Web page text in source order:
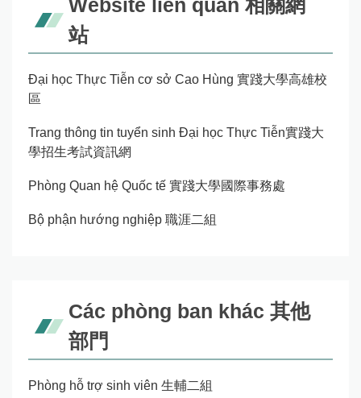
Website liên quan 相關網
站
Đại học Thực Tiễn cơ sở Cao Hùng 實踐大學高雄校
區
Trang thông tin tuyển sinh Đại học Thực Tiễn實踐大
學招生考試資訊網
Phòng Quan hệ Quốc tế 實踐大學國際事務處
Bộ phận hướng nghiệp 職涯二組
Các phòng ban khác 其他
部門
Phòng hỗ trợ sinh viên 生輔二組